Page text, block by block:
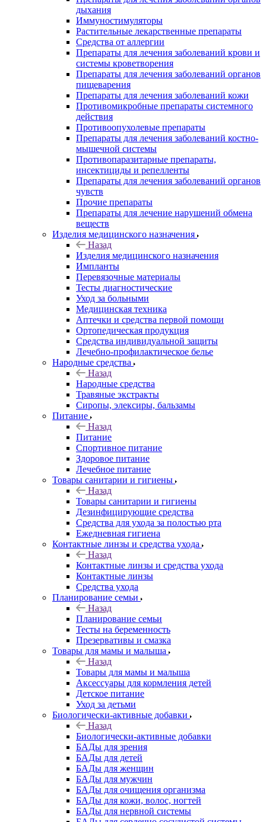
дыхания
Иммуностимуляторы
Растительные лекарственные препараты
Средства от аллергии
Препараты для лечения заболеваний крови и
системы кроветворения
Препараты для лечения заболеваний органов
пищеварения
Препараты для лечения заболеваний кожи
Противомикробные препараты системного
действия
Противоопухолевые препараты
Препараты для лечения заболеваний костно-
мышечной системы
Противопаразитарные препараты,
инсектициды и репелленты
Препараты для лечения заболеваний органов
чувств
Прочие препараты
Препараты для лечение нарушений обмена
веществ
Изделия медицинского назначения
Назад
Изделия медицинского назначения
Импланты
Перевязочные материалы
Тесты диагностические
Уход за больными
Медицинская техника
Аптечки и средства первой помощи
Ортопедическая продукция
Средства индивидуальной защиты
Лечебно-профилактическое белье
Народные средства
Назад
Народные средства
Травяные экстракты
Сиропы, элексиры, бальзамы
Питание
Назад
Питание
Спортивное питание
Здоровое питание
Лечебное питание
Товары санитарии и гигиены
Назад
Товары санитарии и гигиены
Дезинфицирующие средства
Средства для ухода за полостью рта
Ежедневная гигиена
Контактные линзы и средства ухода
Назад
Контактные линзы и средства ухода
Контактные линзы
Средства ухода
Планирование семьи
Назад
Планирование семьи
Тесты на беременность
Презервативы и смазка
Товары для мамы и малыша
Назад
Товары для мамы и малыша
Аксессуары для кормления детей
Детское питание
Уход за детьми
Биологически-активные добавки
Назад
Биологически-активные добавки
БАДы для зрения
БАДы для детей
БАДы для женщин
БАДы для мужчин
БАДы для очищения организма
БАДы для кожи, волос, ногтей
БАДы для нервной системы